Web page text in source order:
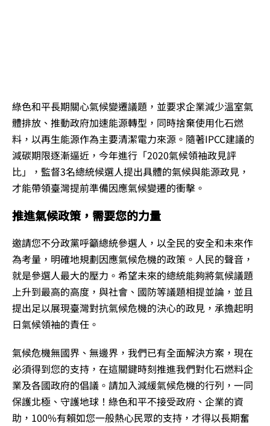
綠色和平長期關心氣候變遷議題，並要求企業減少溫室氣
體排放、推動政府加速能源轉型，同時捨棄使用化石燃
料，以再生能源作為主要清潔電力來源。隨著IPCC建議的
減碳期限逐漸逼近，今年進行「2020氣候領袖政見評
比」，監督3名總統候選人提出具體的氣候與能源政見，
才能帶領臺灣提前準備因應氣候變遷的衝擊。
推進氣候政策，需要您的力量
邀請您不分政黨呼籲總統參選人，以全民的安全和未來作
為考量，明確地規劃因應氣候危機的政策。人民的聲音，
就是參選人最大的壓力。希望未來的總統能夠將氣候議題
上升到最高的高度，與社會、國防等議題相提並論，並且
提出足以展現臺灣對抗氣候危機的決心的政見，承擔起明
日氣候領袖的責任。
氣候危機無國界、無邊界，我們已有全面解決方案，現在
必須得到您的支持，在這關鍵時刻推進我們對化石燃料企
業及各國政府的倡議。請加入減緩氣候危機的行列，一同
保護北極、守護地球！綠色和平不接受政府、企業的資
助，100%有賴如您一般熱心民眾的支持，才得以長期奮